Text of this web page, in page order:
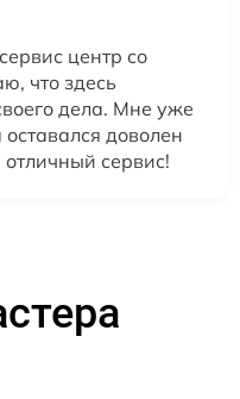
центр со
что здесь
дела. Мне уже
доволен
сервис!